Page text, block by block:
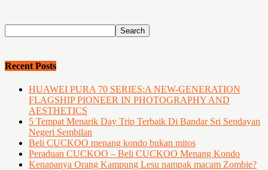
Recent Posts
HUAWEI PURA 70 SERIES:A NEW-GENERATION
FLAGSHIP PIONEER IN PHOTOGRAPHY AND
AESTHETICS
5 Tempat Menarik Day Trip Terbaik Di Bandar Sri Sendayan
Negeri Sembilan
Beli CUCKOO menang kondo bukan mitos
Peraduan CUCKOO – Beli CUCKOO Menang Kondo
Kenapanya Orang Kampung Lesu nampak macam Zombie?